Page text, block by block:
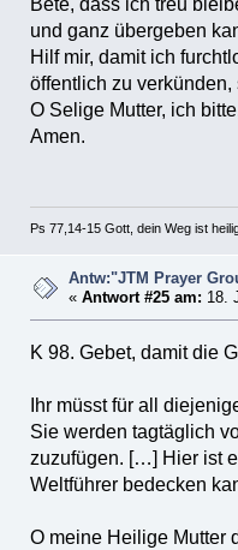
Bete, dass ich treu
und ganz übergeben
Hilf mir, damit ich
öffentlich zu
O Selige Mutter, ich
Amen.
Ps 77,14-15 Gott, dein Weg ist
Antw:"JTM Prayer
«Antwort #25 am: 18.
K 98. Gebet, damit die
Ihr müsst für all
Sie werden tagtäglich
zuzufügen. […] Hier ist
Weltführer bedecken
O meine Heilige Mutter